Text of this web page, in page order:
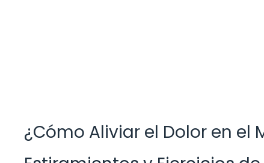
¿Cómo Aliviar el Dolor en el